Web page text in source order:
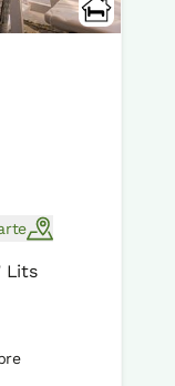
Lits